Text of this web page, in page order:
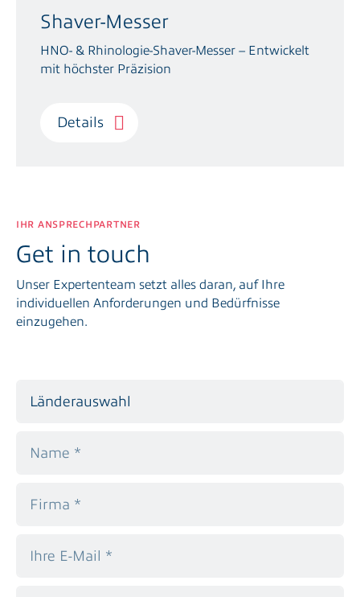
Sammelbehälter
Morcellation
Shaver-Messer
HNO- & Rhinologie-Shaver-Messer – Entwickelt
mit höchster Präzision
Details
IHR ANSPRECHPARTNER
Get in touch
Unser Expertenteam setzt alles daran, auf Ihre
individuellen Anforderungen und Bedürfnisse
einzugehen.